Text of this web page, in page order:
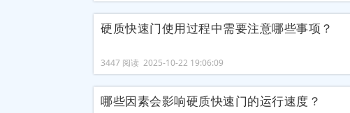
硬质快速门使用过程中需要注意哪些事项？
3447 阅读 2025-10-22 19:06:09
哪些因素会影响硬质快速门的运行速度？